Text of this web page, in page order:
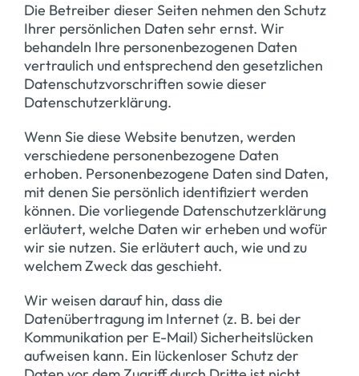
Die Betreiber dieser Seiten nehmen den Schutz
Ihrer persönlichen Daten sehr ernst. Wir
behandeln Ihre personenbezogenen Daten
vertraulich und entsprechend den gesetzlichen
Datenschutzvorschriften sowie dieser
Datenschutzerklärung.
Wenn Sie diese Website benutzen, werden
verschiedene personenbezogene Daten
erhoben. Personenbezogene Daten sind Daten,
mit denen Sie persönlich identifiziert werden
können. Die vorliegende Datenschutzerklärung
erläutert, welche Daten wir erheben und wofür
wir sie nutzen. Sie erläutert auch, wie und zu
welchem Zweck das geschieht.
Wir weisen darauf hin, dass die
Datenübertragung im Internet (z. B. bei der
Kommunikation per E-Mail) Sicherheitslücken
aufweisen kann. Ein lückenloser Schutz der